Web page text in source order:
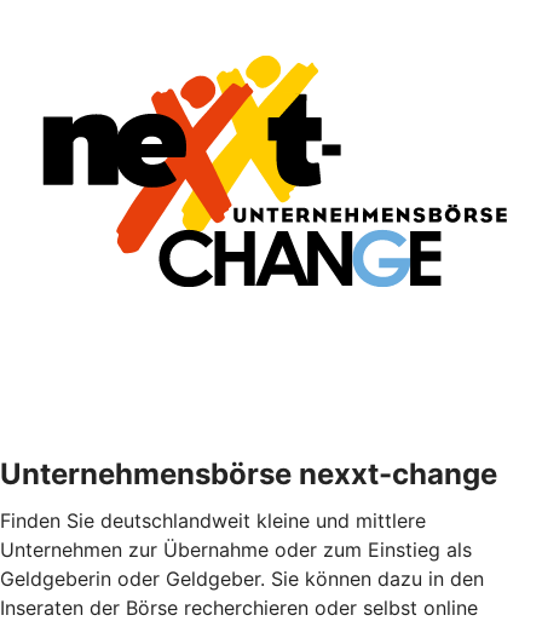
Unternehmensbörse nexxt-change
Finden Sie deutschlandweit kleine und mittlere
Unternehmen zur Übernahme oder zum Einstieg als
Geldgeberin oder Geldgeber. Sie können dazu in den
Inseraten der Börse recherchieren oder selbst online